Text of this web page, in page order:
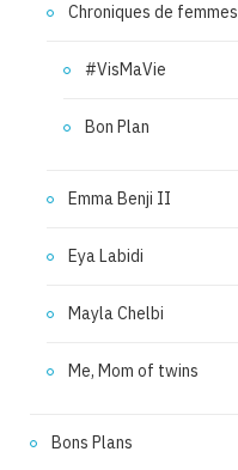
Chroniques de femmes
#VisMaVie
Bon Plan
Emma Benji II
Eya Labidi
Mayla Chelbi
Me, Mom of twins
Bons Plans